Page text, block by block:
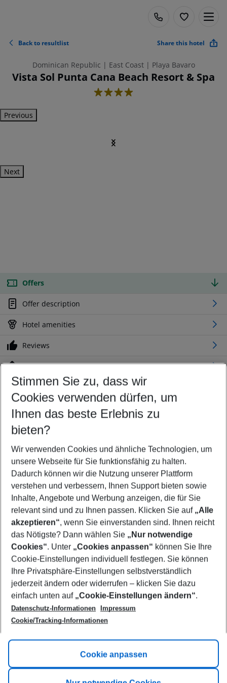
Back to resultlist Share this hotel
Dominican Republic | East Coast | Playa Bavaro
Vista Sol Punta Cana Beach Resort & Spa
4
Previous
Next
Offers
Offer description
Hotel amenities
Reviews
Location
Customize your offer
Find the perfect deal which suits your best
Your departure airport
Any airport
Select your date range
10/08/26–08/08/27 5-8 nights
Who will travel
2 adults No children
Show more filter
Footer
Footer navigation
Title A
Link A
Stimmen Sie zu, dass wir
Cookies verwenden dürfen, um
Ihnen das beste Erlebnis zu
bieten?
Wir verwenden Cookies und ähnliche Technologien, um
unsere Webseite für Sie funktionsfähig zu halten.
Dadurch können wir die Nutzung unserer Plattform
verstehen und verbessern, Ihnen Support bieten sowie
Inhalte, Angebote und Werbung anzeigen, die für Sie
relevant sind und zu Ihnen passen. Klicken Sie auf „Alle
akzeptieren“, wenn Sie einverstanden sind. Ihnen reicht
das Nötigste? Dann wählen Sie „Nur notwendige
Cookies“. Unter „Cookies anpassen“ können Sie Ihre
Cookie-Einstellungen individuell festlegen. Sie können
Ihre Privatsphäre-Einstellungen selbstverständlich
jederzeit ändern oder widerrufen – klicken Sie dazu
einfach unten auf „Cookie-Einstellungen ändern“.
Datenschutz-Informationen
Impressum
Cookie/Tracking-Informationen
Cookie anpassen